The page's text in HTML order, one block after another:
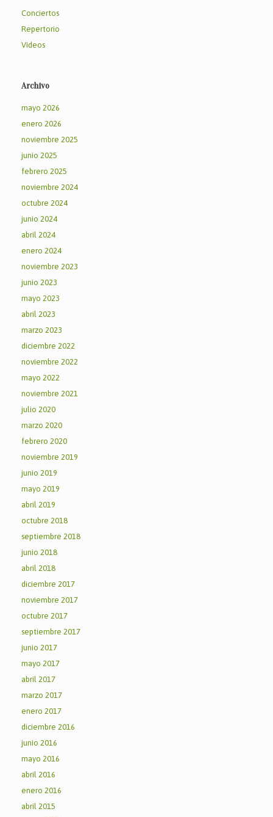
Conciertos
Repertorio
Vídeos
Archivo
mayo 2026
enero 2026
noviembre 2025
junio 2025
febrero 2025
noviembre 2024
octubre 2024
junio 2024
abril 2024
enero 2024
noviembre 2023
junio 2023
mayo 2023
abril 2023
marzo 2023
diciembre 2022
noviembre 2022
mayo 2022
noviembre 2021
julio 2020
marzo 2020
febrero 2020
noviembre 2019
junio 2019
mayo 2019
abril 2019
octubre 2018
septiembre 2018
junio 2018
abril 2018
diciembre 2017
noviembre 2017
octubre 2017
septiembre 2017
junio 2017
mayo 2017
abril 2017
marzo 2017
enero 2017
diciembre 2016
junio 2016
mayo 2016
abril 2016
enero 2016
abril 2015